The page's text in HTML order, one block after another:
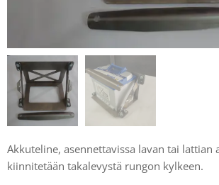
Akkuteline, asennettavissa lavan tai lattian
kiinnitetään takalevystä rungon kylkeen.